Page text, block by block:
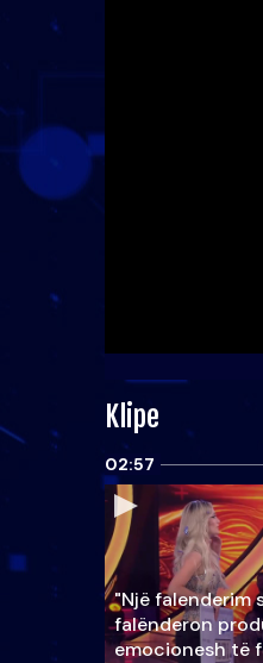
Klipe
02:57
"Një falenderim
falënderon
emocionesh të